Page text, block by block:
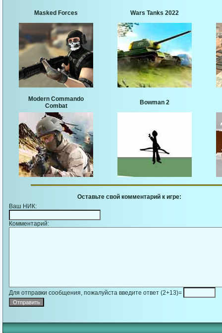
Masked Forces Wars Tanks 2022
Modern Commando
Combat
Bowman 2
Оставьте свой комментарий к игре:
Ваш НИК:
Комментарий:
Для отправки сообщения, пожалуйста введите ответ (2+13)=